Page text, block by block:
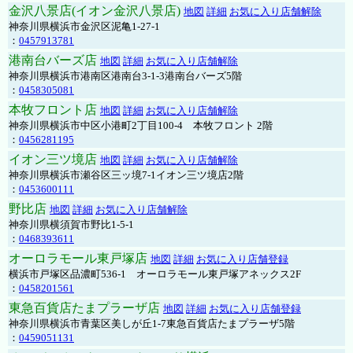
金沢八景店(イオン金沢八景店) 地図 詳細 お気に入り店舗解除
神奈川県横浜市金沢区泥亀1-27-1
： 0457913781
港南台バーズ店 地図 詳細 お気に入り店舗解除
神奈川県横浜市港南区港南台3-1-3港南台バーズ5階
： 0458305081
本牧フロント店 地図 詳細 お気に入り店舗解除
神奈川県横浜市中区小港町2丁目100-4 本牧フロント 2階
： 0456281195
イオン三ツ境店 地図 詳細 お気に入り店舗解除
神奈川県横浜市瀬谷区三ッ境7-1イオン三ツ境店2階
： 0453600111
野比店 地図 詳細 お気に入り店舗解除
神奈川県横須賀市野比1-5-1
： 0468393611
オーロラモール東戸塚店 地図 詳細 お気に入り店舗登録
横浜市戸塚区品濃町536-1 オーロラモール東戸塚アネックス2F
： 0458201561
東急百貨店たまプラーザ店 地図 詳細 お気に入り店舗登録
神奈川県横浜市青葉区美しが丘1-7東急百貨店たまプラーザ5階
： 0459051131